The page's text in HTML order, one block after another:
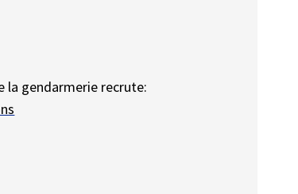
la gendarmerie recrute: